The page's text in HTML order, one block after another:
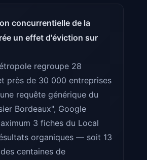
concurrentielle de la
un effet d'éviction sur
regroupe 28
près de 30 000 entreprises
requête générique du
Bordeaux", Google
3 fiches du Local
organiques — soit 13
centaines de